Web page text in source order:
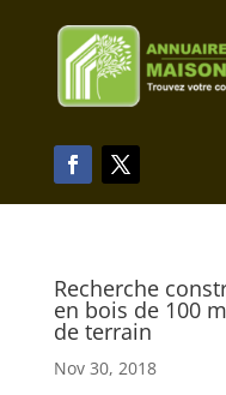
Recherche
en bois de 100
de terrain
Nov 30, 2018